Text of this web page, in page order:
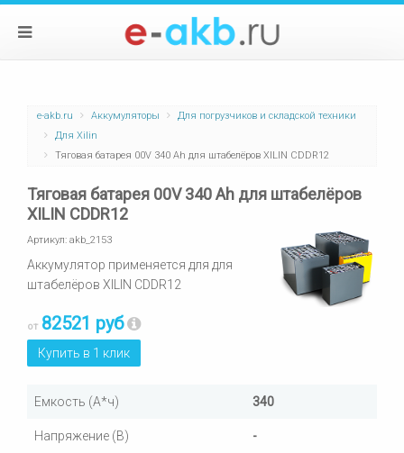
e-akb.ru Аккумуляторы
Для погрузчиков и складской техники
Для Xilin
Тяговая батарея 00V 340 Ah для штабелёров XILIN CDDR12
Тяговая батарея 00V 340 Ah для штабелёров
XILIN CDDR12
Артикул: akb_2153
Аккумулятор применяется для для
штабелёров XILIN CDDR12
от 82521 руб
Купить в 1 клик
Емкость (А*ч) 340
Напряжение (В) -